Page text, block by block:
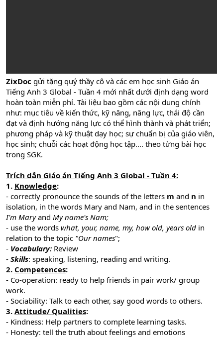
ZixDoc gửi tặng quý thầy cô và các em học sinh Giáo án
Tiếng Anh 3 Global - Tuần 4 mới nhất dưới định dạng word
hoàn toàn miễn phí. Tài liệu bao gồm các nội dung chính
như: mục tiêu về kiến thức, kỹ năng, năng lực, thái độ cần
đạt và định hướng năng lực có thể hình thành và phát triển;
phương pháp và kỹ thuật dạy học; sự chuẩn bị của giáo viên,
học sinh; chuỗi các hoạt động học tập.... theo từng bài học
trong SGK.
Trích dẫn Giáo án Tiếng Anh 3 Global - Tuần 4:
1. Knowledge:
- correctly pronounce the sounds of the letters m and n in
isolation, in the words Mary and Nam, and in the sentences
I'm Maryand My name's Nam;
- use the words what, your, name, my, how old, years old in
relation to the topic "Our names";
- Vocabulary: Review
- Skills: speaking, listening, reading and writing.
2. Competences:
- Co-operation: ready to help friends in pair work/ group
work.
- Sociability: Talk to each other, say good words to others.
3. Attitude/ Qualities:
- Kindness: Help partners to complete learning tasks.
- Honesty: tell the truth about feelings and emotions